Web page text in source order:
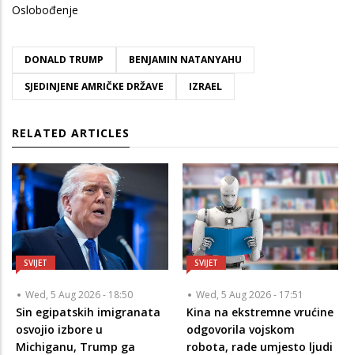
Oslobođenje
DONALD TRUMP
BENJAMIN NATANYAHU
SJEDINJENE AMRIČKE DRŽAVE
IZRAEL
RELATED ARTICLES
SVIJET
Wed, 5 Aug 2026 - 18:50
Sin egipatskih imigranata
osvojio izbore u
Michiganu, Trump ga
SVIJET
Wed, 5 Aug 2026 - 17:51
Kina na ekstremne vrućine
odgovorila vojskom
robota, rade umjesto ljudi